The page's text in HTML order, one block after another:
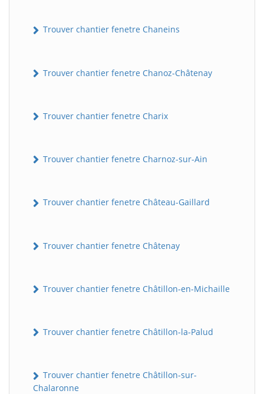
Trouver chantier fenetre Chaneins
Trouver chantier fenetre Chanoz-Châtenay
Trouver chantier fenetre Charix
Trouver chantier fenetre Charnoz-sur-Ain
Trouver chantier fenetre Château-Gaillard
Trouver chantier fenetre Châtenay
Trouver chantier fenetre Châtillon-en-Michaille
Trouver chantier fenetre Châtillon-la-Palud
Trouver chantier fenetre Châtillon-sur-
Chalaronne